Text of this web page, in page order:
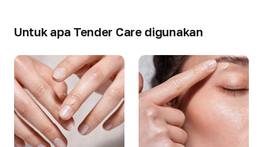
Untuk apa Tender Care digunakan